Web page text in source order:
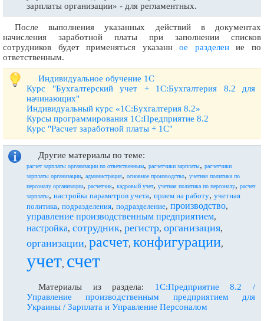
зарплаты организации» - для регламентных.
После выполнения указанных действий в документах
начисления заработной платы при заполнении списков
сотрудников будет применяться указанное разделение по
ответственным.
Индивидуальное обучение 1С
Курс "Бухгалтерский учет + 1С:Бухгалтерия 8.2 для
начинающих"
Индивидуальный курс «1С:Бухгалтерия 8.2»
Курсы программирования 1С:Предприятие 8.2
Курс "Расчет заработной платы + 1С"
Другие материалы по теме:
расчет зарплаты организации по ответственным, расчетчики зарплаты, расчетчики
зарплаты организации, администрация, основное производство, учетная политика по
персоналу организации, расчетчик, кадровый учет, учетная политика по персоналу, расчет
зарплаты, настройка параметров учета, прием на работу, учетная
политика, подразделения, подразделение, производство,
управление производственным предприятием,
настройка, сотрудник, регистр, организация,
организации, расчет, конфигурации,
учет, счет
Материалы из раздела: 1С:Предприятие 8.2 /
Управление производственным предприятием для
Украины / Зарплата и Управление Персоналом